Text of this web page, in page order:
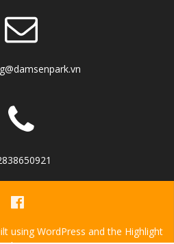
using WordPress and the Highlight